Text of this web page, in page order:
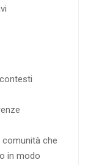
che
in modo